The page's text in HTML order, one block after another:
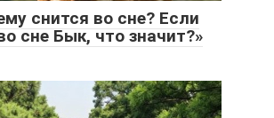
снится во сне? Если
сне Бык, что значит?»